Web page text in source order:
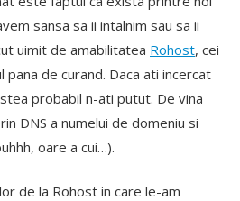
sansa sa ii intalnim sau sa ii
uimit de amabilitatea Rohost, cei
de curand. Daca ati incercat
probabil n-ati putut. De vina
DNS a numelui de domeniu si
oare a cui…).
de la Rohost in care le-am